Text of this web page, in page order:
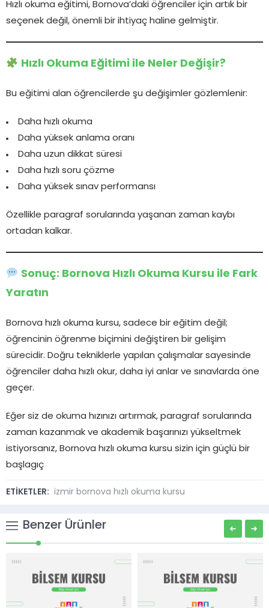
Hızlı okuma eğitimi, Bornova’daki öğrenciler için artık bir
seçenek değil, önemli bir ihtiyaç haline gelmiştir.
Hızlı Okuma Eğitimi ile Neler Değişir?
Bu eğitimi alan öğrencilerde şu değişimler gözlemlenir:
Daha hızlı okuma
Daha yüksek anlama oranı
Daha uzun dikkat süresi
Daha hızlı soru çözme
Daha yüksek sınav performansı
Özellikle paragraf sorularında yaşanan zaman kaybı
ortadan kalkar.
Sonuç: Bornova Hızlı Okuma Kursu ile Fark
Yaratın
Bornova hızlı okuma kursu, sadece bir eğitim değil;
öğrencinin öğrenme biçimini değiştiren bir gelişim
sürecidir. Doğru tekniklerle yapılan çalışmalar sayesinde
öğrenciler daha hızlı okur, daha iyi anlar ve sınavlarda öne
geçer.
Eğer siz de okuma hızınızı artırmak, paragraf sorularında
zaman kazanmak ve akademik başarınızı yükseltmek
istiyorsanız, Bornova hızlı okuma kursu sizin için güçlü bir
başlagıç
ETİKETLER: izmir bornova hızlı okuma kursu
Benzer Ürünler